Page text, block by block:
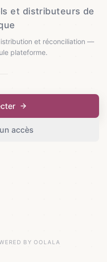
et distributeurs de
et réconciliation —
plateforme.
accès
BY OOLALA